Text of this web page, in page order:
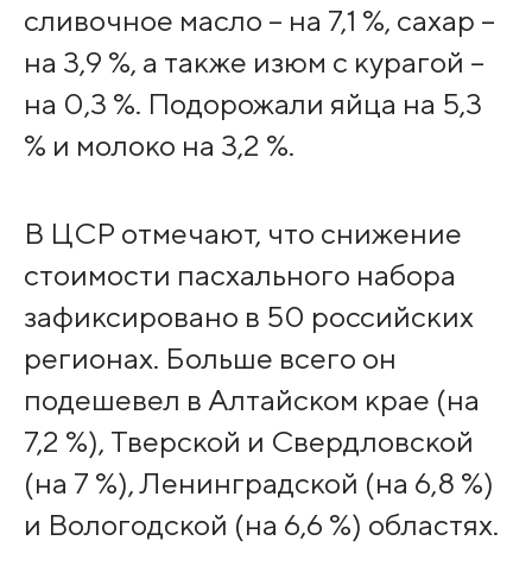
сливочное масло – на 7,1 %, сахар –
на 3,9 %, а также изюм с курагой –
на 0,3 %. Подорожали яйца на 5,3
% и молоко на 3,2 %.
В ЦСР отмечают, что снижение
стоимости пасхального набора
зафиксировано в 50 российских
регионах. Больше всего он
подешевел в Алтайском крае (на
7,2 %), Тверской и Свердловской
(на 7 %), Ленинградской (на 6,8 %)
и Вологодской (на 6,6 %) областях.